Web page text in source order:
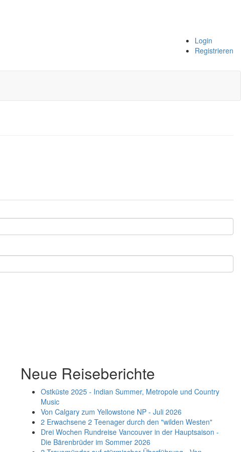
Login
Registrieren
Neue Reiseberichte
Ostküste 2025 - Indian Summer, Metropole und Country
Music
Von Calgary zum Yellowstone NP - Juli 2026
2 Erwachsene 2 Teenager durch den "wilden Westen"
Drei Wochen Rundreise Vancouver in der Hauptsaison -
Die Bärenbrüder im Sommer 2026